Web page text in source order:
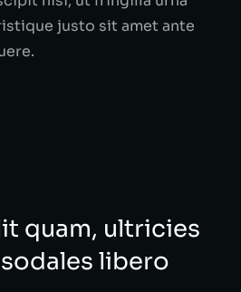
justo sit amet ante
quam, ultricies
libero